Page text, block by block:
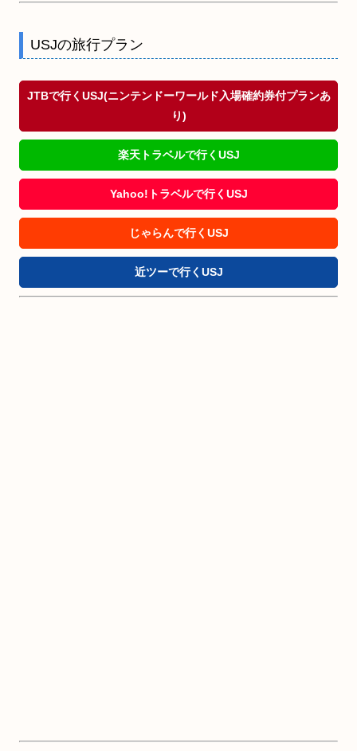
USJの旅行プラン
JTBで行くUSJ(ニンテンドーワールド入場確約券付プランあ
り)
楽天トラベルで行くUSJ
Yahoo!トラベルで行くUSJ
じゃらんで行くUSJ
近ツーで行くUSJ